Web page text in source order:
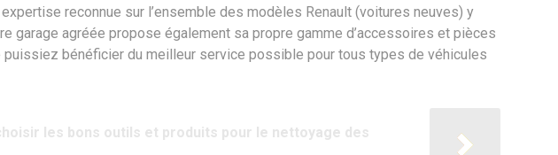
reconnue sur l’ensemble des modèles Renault (voitures neuves) y
garage agréée propose également sa propre gamme d’accessoires et pièces
puissiez bénéficier du meilleur service possible pour tous types de véhicules
les bons outils et produits pour le nettoyage des